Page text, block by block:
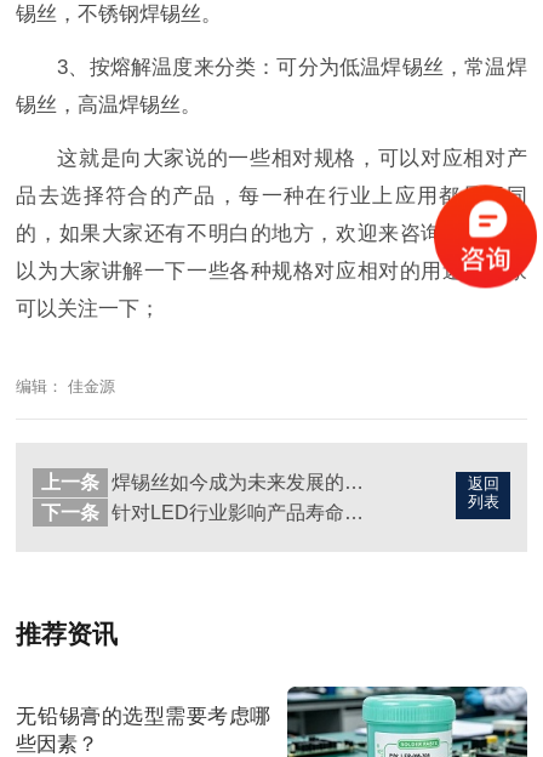
锡丝，不锈钢焊锡丝。
3、按熔解温度来分类：可分为低温焊锡丝，常温焊
锡丝，高温焊锡丝。
这就是向大家说的一些相对规格，可以对应相对产
品去选择符合的产品，每一种在行业上应用都是不同
的，如果大家还有不明白的地方，欢迎来咨询，下期可
以为大家讲解一下一些各种规格对应相对的用途，大家
可以关注一下；
编辑： 佳金源
返回
列表
上一条
焊锡丝如今成为未来发展的趋势！是否受客户青睐？
下一条
针对LED行业影响产品寿命不光是否跟锡膏有关？
推荐资讯
无铅锡膏的选型需要考虑哪
些因素？